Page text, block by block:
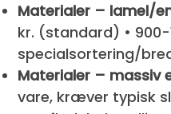
Materialer – lamel/
kr. (standard) •
specialsortering/
Materialer – massiv
vare, kræver typisk